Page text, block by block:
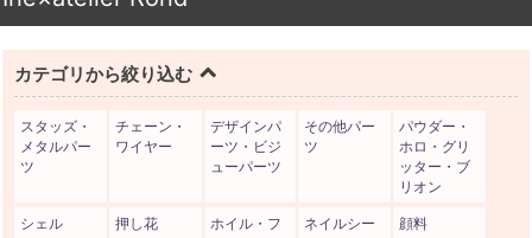
カテゴリから絞り込む
スタッズ・
メタルパー
ツ
チェーン・
ワイヤー
デザインパ
ーツ・ビジ
ューパーツ
その他パー
ツ
パウダー・
ホロ・グリ
ッター・ブ
リオン
シェル 押し花
ホイル・フ
ネイルシー
顔料